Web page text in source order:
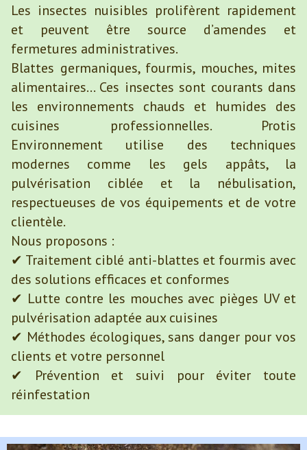
Les insectes nuisibles prolifèrent rapidement
et peuvent être source d’amendes et
fermetures administratives.
Blattes germaniques, fourmis, mouches, mites
alimentaires… Ces insectes sont courants dans
les environnements chauds et humides des
cuisines professionnelles. Protis
Environnement utilise des techniques
modernes comme les gels appâts, la
pulvérisation ciblée et la nébulisation,
respectueuses de vos équipements et de votre
clientèle.
Nous proposons :
✔ Traitement ciblé anti-blattes et fourmis avec
des solutions efficaces et conformes
✔ Lutte contre les mouches avec pièges UV et
pulvérisation adaptée aux cuisines
✔ Méthodes écologiques, sans danger pour vos
clients et votre personnel
✔ Prévention et suivi pour éviter toute
réinfestation